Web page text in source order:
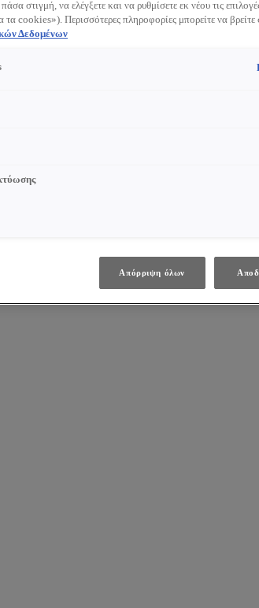
στιγμή, να ελέγξετε και να ρυθμίσετε εκ νέου τις
τα cookies»). Περισσότερες πληροφορίες μπορείτε να βρείτε
Δεδομένων
Απόρριψη όλων